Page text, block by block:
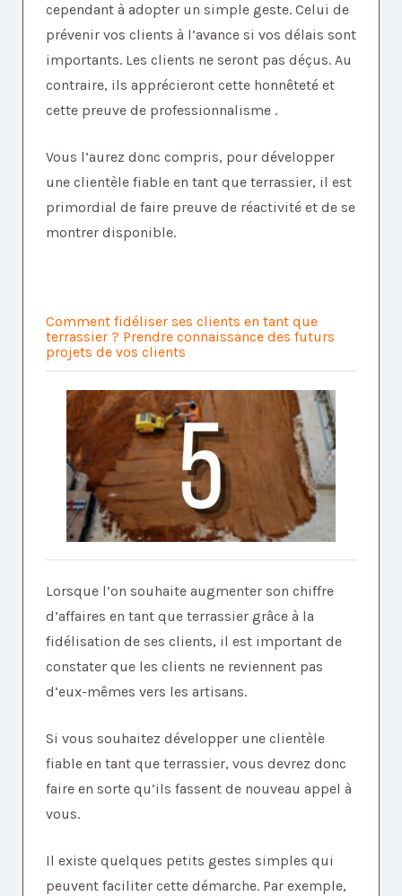
cependant à adopter un simple geste. Celui de
prévenir vos clients à l’avance si vos délais sont
importants. Les clients ne seront pas déçus. Au
contraire, ils apprécieront cette honnêteté et
cette preuve de professionnalisme .
Vous l’aurez donc compris, pour développer
une clientèle fiable en tant que terrassier, il est
primordial de faire preuve de réactivité et de se
montrer disponible.
Comment fidéliser ses clients en tant que
terrassier ? Prendre connaissance des futurs
projets de vos clients
Lorsque l’on souhaite augmenter son chiffre
d’affaires en tant que terrassier grâce à la
fidélisation de ses clients, il est important de
constater que les clients ne reviennent pas
d’eux-mêmes vers les artisans.
Si vous souhaitez développer une clientèle
fiable en tant que terrassier, vous devrez donc
faire en sorte qu’ils fassent de nouveau appel à
vous.
Il existe quelques petits gestes simples qui
peuvent faciliter cette démarche. Par exemple,